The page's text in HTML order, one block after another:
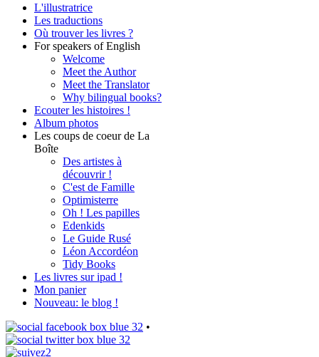
L'illustratrice
Les traductions
Où trouver les livres ?
For speakers of English
Welcome
Meet the Author
Meet the Translator
Why bilingual books?
Ecouter les histoires !
Album photos
Les coups de coeur de La
Boîte
Des artistes à
découvrir !
C'est de Famille
Optimisterre
Oh ! Les papilles
Edenkids
Le Guide Rusé
Léon Accordéon
Tidy Books
Les livres sur ipad !
Mon panier
Nouveau: le blog !
•